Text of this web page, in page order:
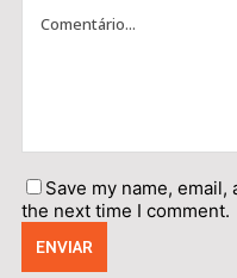
Save my name,
the next time I comment.